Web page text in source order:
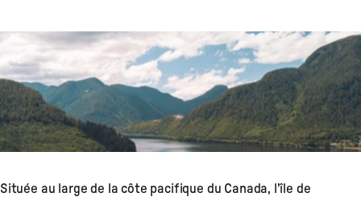
Située au large de la côte pacifique du Canada, l'île de